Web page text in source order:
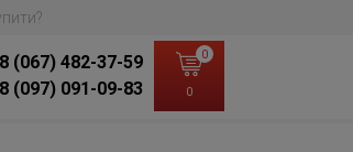
(067) 482-37-59
(097) 091-09-83
0
0